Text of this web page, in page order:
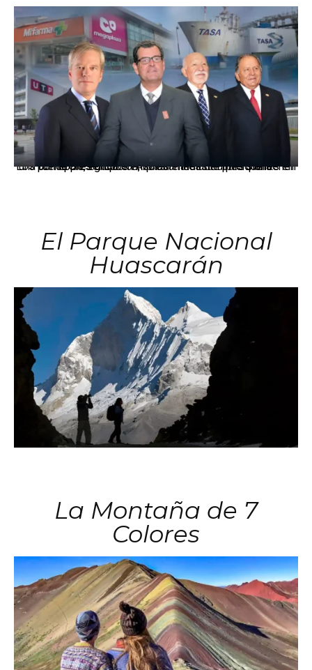
Los principales grupos empresariales del país mantienen una fuerte presencia en Áncash mediante inversiones en comercio, educación, salud e industria pesquera.
El Parque Nacional
Huascarán
La Montaña de 7
Colores